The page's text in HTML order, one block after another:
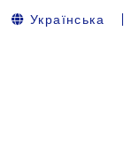
Українська